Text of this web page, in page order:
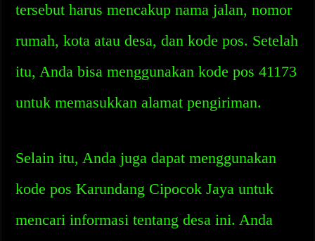
tersebut harus mencakup nama jalan, nomor
rumah, kota atau desa, dan kode pos. Setelah
itu, Anda bisa menggunakan kode pos 41173
untuk memasukkan alamat pengiriman.
Selain itu, Anda juga dapat menggunakan
kode pos Karundang Cipocok Jaya untuk
mencari informasi tentang desa ini. Anda